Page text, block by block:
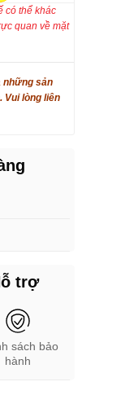
có thể khác
quan về mặt
những sản
Vui lòng liên
trợ
sách bảo
hành